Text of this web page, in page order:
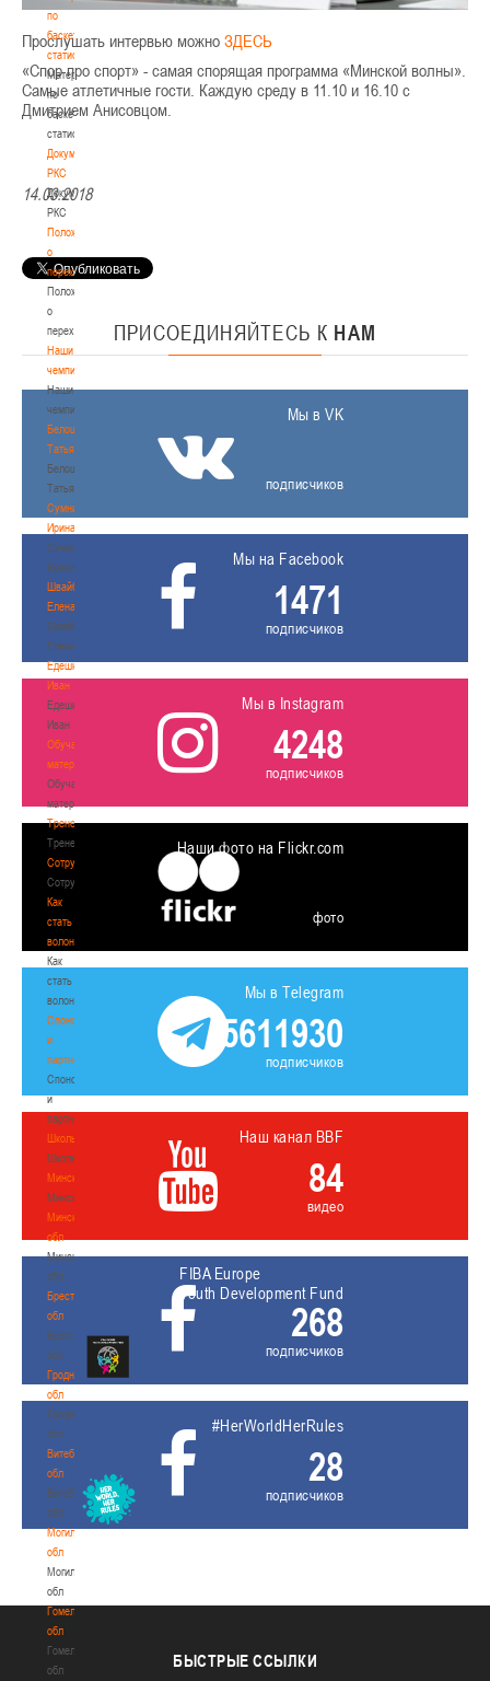
по
баскетбольной
статистике
Материалы
по
баскетбольной
статистике
Документы
РКС
Документы
РКС
Положение
о
переходах
Положение
о
переходах
Наши
чемпионы
Наши
чемпионы
Белошапко
Татьяна
Белошапко
Татьяна
Сумникова
Ирина
Сумникова
Ирина
Швайбович
Елена
Швайбович
Елена
Едешко
Иван
Едешко
Иван
Обучающие
материалы
Обучающие
материалы
Тренерам
Тренерам
Сотрудничество
Сотрудничество
Как
стать
волонтером
Как
стать
волонтером
Спонсоры
и
партнеры
Спонсоры
и
партнеры
Школы
Школы
Минск
Минск
Минская
обл
Минская
обл
Брестская
обл
Брестская
обл
Гродненская
обл
Гродненская
обл
Витебская
обл
Витебская
обл
Могилевская
обл
Могилевская
обл
Гомельская
обл
Гомельская
обл
Прослушать интервью можно ЗДЕСЬ
«Спор про спорт» - самая спорящая программа «Минской волны».
Самые атлетичные гости. Каждую среду в 11.10 и 16.10 с
Дмитрием Анисовцом.
14.03.2018
ПРИСОЕДИНЯЙТЕСЬ К НАМ
Мы в VK
подписчиков
Мы на Facebook
1471
подписчиков
Мы в Instagram
4248
подписчиков
Наши фото на Flickr.com
фото
Мы в Telegram
5611930
подписчиков
Наш канал BBF
84
видео
FIBA Europe
Youth Development Fund
268
подписчиков
#HerWorldHerRules
28
подписчиков
БЫСТРЫЕ ССЫЛКИ